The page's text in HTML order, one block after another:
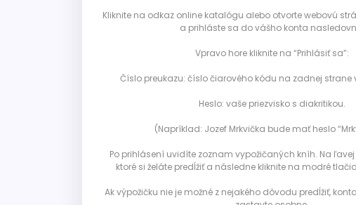
Kliknite na odkaz online katalógu alebo otvorte webovú
a prihláste sa do vášho konta
Vpravo hore kliknite na “Prihlásiť sa”:
Číslo preukazu: číslo čiarového kódu na zadnej strane
Heslo: vaše priezvisko s diakritikou.
(Napríklad: Jozef Mrkvička bude mať heslo
Po prihlásení uvidíte zoznam vypožičaných kníh. Na
ktoré si želáte predĺžiť a následne kliknite na modré
Ak výpožičku nie je možné z nejakého dôvodu predĺžiť,